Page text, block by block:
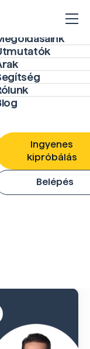
Ingyenes
kipróbálás
Belépés
vevőnek
a
vásárlás
– ez a